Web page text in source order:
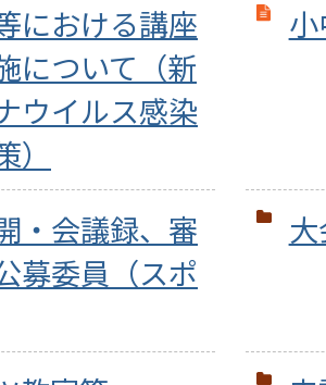
における講座
について（新
ウイルス感染
・会議録、審
募委員（スポ